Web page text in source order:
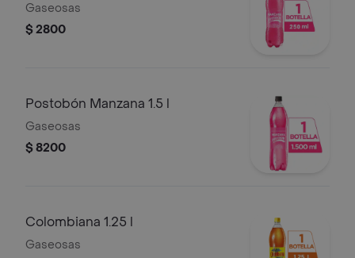
Gaseosas
$ 2800
Postobón Manzana 1.5 l
Gaseosas
$ 8200
Colombiana 1.25 l
Gaseosas